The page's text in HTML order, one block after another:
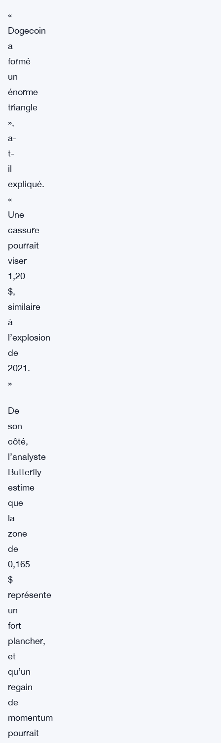
«
Dogecoin
a
formé
un
énorme
triangle
»,
a-
t-
il
expliqué.
«
Une
cassure
pourrait
viser
1,20
$,
similaire
à
l’explosion
de
2021.
»
De
son
côté,
l’analyste
Butterfly
estime
que
la
zone
de
0,165
$
représente
un
fort
plancher,
et
qu’un
regain
de
momentum
pourrait